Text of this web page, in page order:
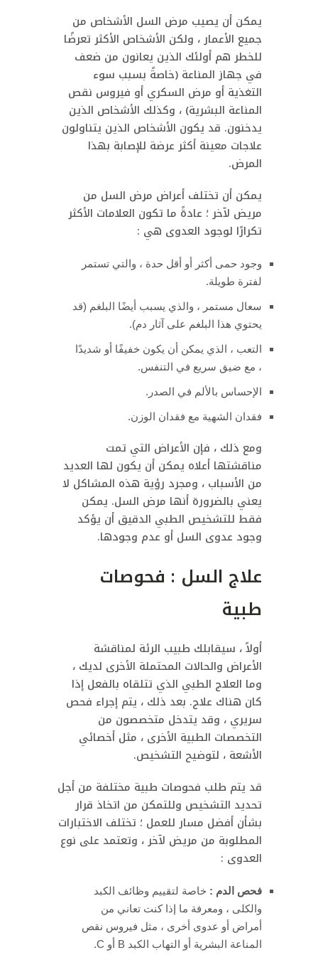
يمكن أن يصيب مرض السل الأشخاص من
جميع الأعمار ، ولكن الأشخاص الأكثر تعرضًا
للخطر هم أولئك الذين يعانون من ضعف
في جهاز المناعة (خاصةً بسبب سوء
التغذية أو مرض السكري أو فيروس نقص
المناعة البشرية) ، وكذلك الأشخاص الذين
يدخنون. قد يكون الأشخاص الذين يتناولون
علاجات معينة أكثر عرضة للإصابة بهذا
المرض.
يمكن أن تختلف أعراض مرض السل من
مريض لآخر ؛ عادةً ما تكون العلامات الأكثر
تكرارًا لوجود العدوى هي :
وجود حمى أكثر أو أقل حدة ، والتي تستمر
لفترة طويلة.
سعال مستمر ، والذي يسبب أيضًا البلغم (قد
يحتوي هذا البلغم على آثار دم).
التعب ، الذي يمكن أن يكون خفيفًا أو شديدًا
، مع ضيق سريع في التنفس.
الإحساس بالألم في الصدر.
فقدان الشهية مع فقدان الوزن.
ومع ذلك ، فإن الأعراض التي تمت
مناقشتها أعلاه يمكن أن يكون لها العديد
من الأسباب ، ومجرد رؤية هذه المشاكل لا
يعني بالضرورة أنها مرض السل. يمكن
فقط للتشخيص الطبي الدقيق أن يؤكد
وجود عدوى السل أو عدم وجودها.
علاج السل : فحوصات
طبية
أولاً ، سيقابلك طبيب الرئة لمناقشة
الأعراض والحالات المحتملة الأخرى لديك ،
وما العلاج الطبي الذي تتلقاه بالفعل إذا
كان هناك علاج. بعد ذلك ، يتم إجراء فحص
سريري ، وقد يتدخل متخصصون من
التخصصات الطبية الأخرى ، مثل أخصائي
الأشعة ، لتوضيح التشخيص.
قد يتم طلب فحوصات طبية مختلفة من أجل
تحديد التشخيص وللتمكن من اتخاذ قرار
بشأن أفضل مسار للعمل ؛ تختلف الاختبارات
المطلوبة من مريض لآخر ، وتعتمد على نوع
العدوى :
فحص الدم : خاصة لتقييم وظائف الكبد
والكلى ، ومعرفة ما إذا كنت تعاني من
أمراض أو عدوى أخرى ، مثل فيروس نقص
المناعة البشرية أو التهاب الكبد B أو C.